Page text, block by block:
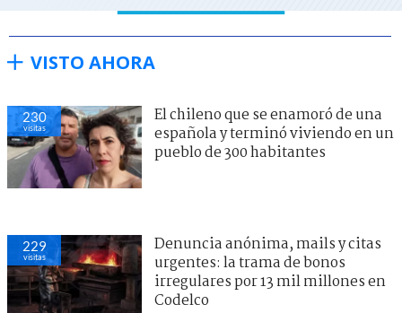
VISTO AHORA
230
visitas
El chileno que se enamoró de una
española y terminó viviendo en un
pueblo de 300 habitantes
229
visitas
Denuncia anónima, mails y citas
urgentes: la trama de bonos
irregulares por 13 mil millones en
Codelco